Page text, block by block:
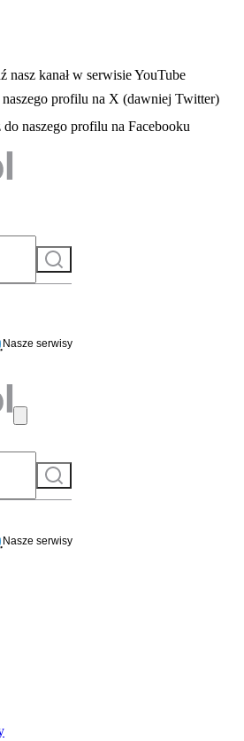
się w nowej karcie
nasz kanał w serwisie YouTube
karcie
naszego profilu na X (dawniej Twitter)
się w nowej karcie
do naszego profilu na Facebooku
Szukaj
do serwisu
Nasze serwisy
Szukaj
Nasze serwisy